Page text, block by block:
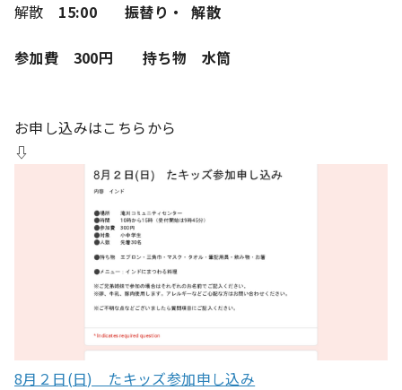
解散 15:00 振替り・ 解散
参加費 300円 持ち物 水筒
お申し込みはこちらから
⇩
8月２日(日) たキッズ参加申し込み